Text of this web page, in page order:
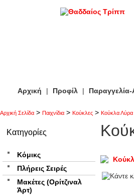
Αρχική | Προφίλ |
Αρχική Σελίδα > Παιχνίδια > Κούκλες > Κούκλα
Κατηγορίες
Κόμικς
Πλήρεις Σειρές
Μακέτες (Ορίτζιναλ
Άρτ)